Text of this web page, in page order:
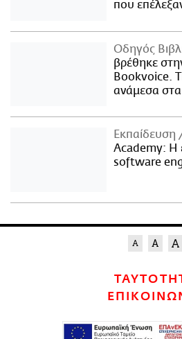
που
Οδηγός
βρέθηκε
Bookvoice.
ανάμεσα
Εκπαίδευση
Academy: Η
software